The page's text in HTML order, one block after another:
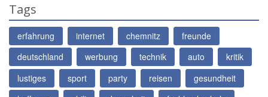
Tags
erfahrung internet chemnitz
freunde
deutschland
werbung technik auto
kritik
lustiges
sport party reisen
gesundheit